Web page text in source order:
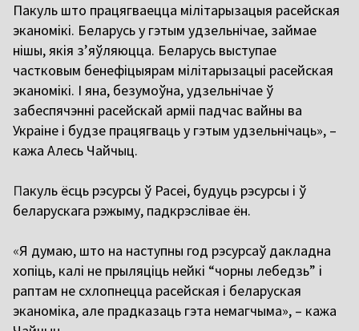
Пакуль што працягваецца мілітарызацыя расейская
эканомікі. Беларусь у гэтым удзельнічае, займае
нішы, якія з’яўляюцца. Беларусь выступае
частковым бенефіцыярам мілітарызацыі расейская
эканомікі. І яна, безумоўна, удзельнічае ў
забеспячэнні расейскай арміі падчас вайны ва
Украіне і будзе працягваць у гэтым удзельнічаць», –
кажа Алесь Чайчыц.
Пакуль ёсць рэсурсы ў Расеі, будуць рэсурсы і ў
беларускага рэжыму, падкрэслівае ён.
«Я думаю, што на наступны год рэсурсаў дакладна
хопіць, калі не прыляціць нейкі “чорны лебедзь” і
раптам не схлопнецца расейская і беларуская
эканоміка, але прадказаць гэта немагчыма», – кажа